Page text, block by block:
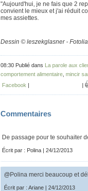
"Aujourd'hui, je ne fais que 2
convient le mieux et j'ai réduit
mes assiettes.
Dessin © leszekglasner -
08:30 Publié dans La parole aux
comportement alimentaire mincir
Facebook | |
Commentaires
De passage pour te souhaiter
Écrit par : Polina | 24/12/2013
@Polina merci beaucoup et
Écrit par : Ariane | 24/12/2013